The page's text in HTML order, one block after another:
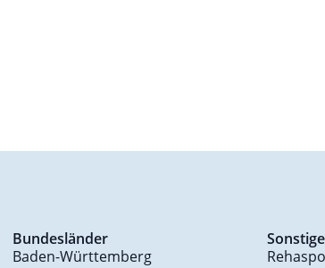
Bundesländer
Baden-Württemberg